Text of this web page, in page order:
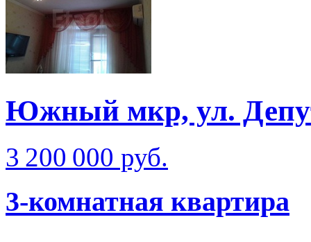
Южный мкр, ул.
3 200 000 руб.
3-комнатная квартира